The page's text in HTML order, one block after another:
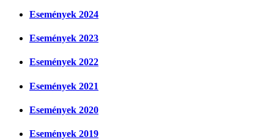
Események 2024
Események 2023
Események 2022
Események 2021
Események 2020
Események 2019